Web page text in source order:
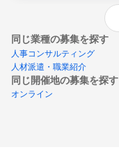
同じ業種の募集を探す
人事コンサルティング
人材派遣・職業紹介
同じ開催地の募集を探す
オンライン